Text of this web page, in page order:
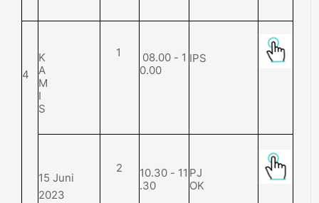
4
K
A
M
I
S
1 08.00 - 1
0.00
IPS
15 Juni
2023
2 10.30 - 11
.30
PJ
OK